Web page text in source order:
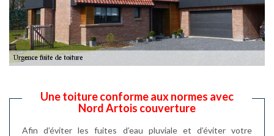
Une toiture conforme aux normes avec
Nord Artois couverture
Afin d’éviter les fuites d’eau pluviale et d’éviter votre